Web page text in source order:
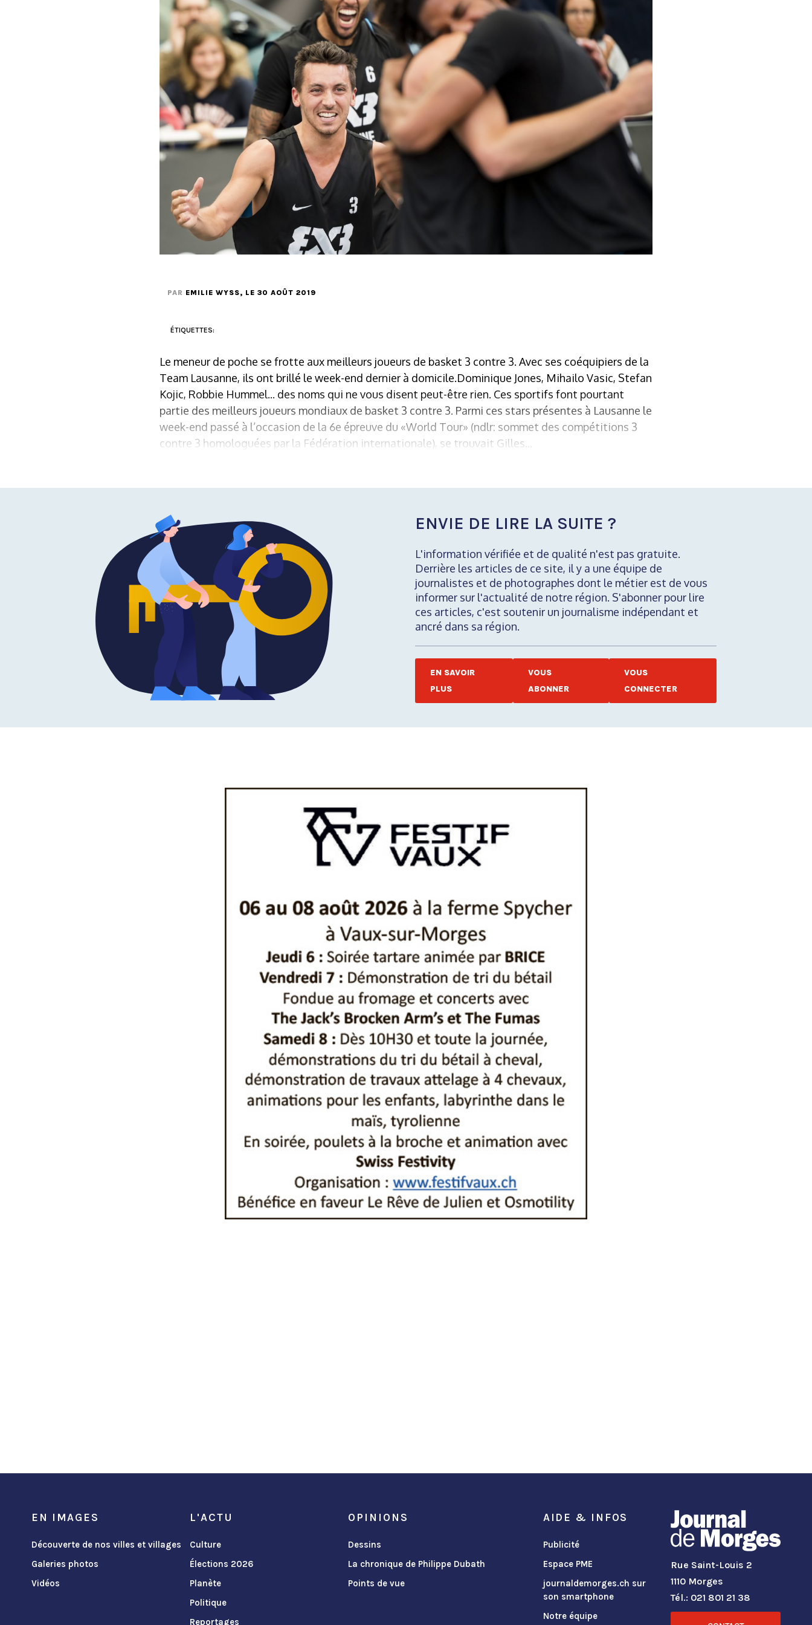
PAR EMILIE WYSS, LE 30 AOÛT 2019
ÉTIQUETTES:
Le meneur de poche se frotte aux meilleurs joueurs de basket 3 contre 3. Avec ses coéquipiers de la
Team Lausanne, ils ont brillé le week-end dernier à domicile.Dominique Jones, Mihailo Vasic, Stefan
Kojic, Robbie Hummel... des noms qui ne vous disent peut-être rien. Ces sportifs font pourtant
partie des meilleurs joueurs mondiaux de basket 3 contre 3. Parmi ces stars présentes à Lausanne le
week-end passé à l’occasion de la 6e épreuve du «World Tour» (ndlr: sommet des compétitions 3
contre 3 homologuées par la Fédération internationale), se trouvait Gilles...
ENVIE DE LIRE LA SUITE ?
L'information vérifiée et de qualité n'est pas gratuite.
Derrière les articles de ce site, il y a une équipe de
journalistes et de photographes dont le métier est de vous
informer sur l'actualité de notre région. S'abonner pour lire
ces articles, c'est soutenir un journalisme indépendant et
ancré dans sa région.
EN SAVOIR
PLUS
VOUS
ABONNER
VOUS
CONNECTER
EN IMAGES
Découverte de nos villes et villages
Galeries photos
Vidéos
L'ACTU
Culture
Élections 2026
Planète
Politique
Reportages
OPINIONS
Dessins
La chronique de Philippe Dubath
Points de vue
AIDE & INFOS
Publicité
Espace PME
journaldemorges.ch sur
son smartphone
Notre équipe
Rue Saint-Louis 2
1110 Morges
Tél.: 021 801 21 38